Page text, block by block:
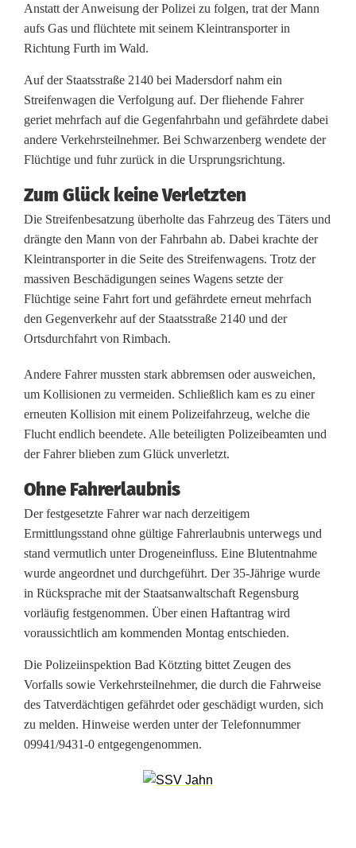
j
a
g
d
i
m
B
a
y
e
r
i
s
c
h
n
W
a
l
d
3
5
-
Anstatt der Anweisung der Polizei zu folgen, trat der Mann
aufs Gas und flüchtete mit seinem Kleintransporter in
Richtung Furth im Wald.
Auf der Staatsstraße 2140 bei Madersdorf nahm ein
Streifenwagen die Verfolgung auf. Der fliehende Fahrer
geriet mehrfach auf die Gegenfahrbahn und gefährdete dabei
andere Verkehrsteilnehmer. Bei Schwarzenberg wendete der
Flüchtige und fuhr zurück in die Ursprungsrichtung.
Zum Glück keine Verletzten
Die Streifenbesatzung überholte das Fahrzeug des Täters und
drängte den Mann von der Fahrbahn ab. Dabei krachte der
Kleintransporter in die Seite des Streifenwagens. Trotz der
massiven Beschädigungen seines Wagens setzte der
Flüchtige seine Fahrt fort und gefährdete erneut mehrfach
den Gegenverkehr auf der Staatsstraße 2140 und der
Ortsdurchfahrt von Rimbach.
Andere Fahrer mussten stark abbremsen oder ausweichen,
um Kollisionen zu vermeiden. Schließlich kam es zu einer
erneuten Kollision mit einem Polizeifahrzeug, welche die
Flucht endlich beendete. Alle beteiligten Polizeibeamten und
der Fahrer blieben zum Glück unverletzt.
Ohne Fahrerlaubnis
Der festgesetzte Fahrer war nach derzeitigem
Ermittlungsstand ohne gültige Fahrerlaubnis unterwegs und
stand vermutlich unter Drogeneinfluss. Eine Blutentnahme
wurde angeordnet und durchgeführt. Der 35-Jährige wurde
in Rücksprache mit der Staatsanwaltschaft Regensburg
vorläufig festgenommen. Über einen Haftantrag wird
voraussichtlich am kommenden Montag entschieden.
Die Polizeiinspektion Bad Kötzting bittet Zeugen des
Vorfalls sowie Verkehrsteilnehmer, die durch die Fahrweise
des Tatverdächtigen gefährdet oder geschädigt wurden, sich
zu melden. Hinweise werden unter der Telefonnummer
09941/9431-0 entgegengenommen.